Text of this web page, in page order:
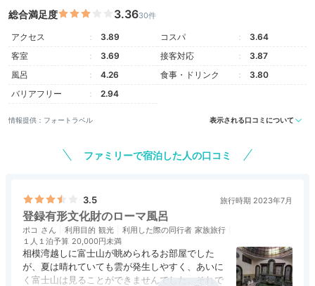
江の島エスカーに乗って「江の島シーキャンドル」の展望台に行っ
たり、弁財天仲見世通りの名物の大きなタコせんべいもいただけて
富士山と海景色
昔ながらの客室で寛ぐ
総合満足度 3.3630件
アクセス 3.89 コスパ
3.64
客室
3.69 接客対応
3.87
風呂
4.26 食事・ドリンク
3.80
バリアフリー
2.94
情報提供：フォートラベル 表示される口コミについて
ファミリーで宿泊した人の口コミ
3.5 旅行時期 2023年7月
登録有形文化財のローマ風呂
ポコ 利用目的 観光 利用した際の同行者 家族旅行
１人１泊予算 20,000円未満
相模湾越しに富士山が眺められるお部屋でした
が、夏は晴れていても雲が発生しやすく、あいに
く富士山は見ることができませんでした。それで